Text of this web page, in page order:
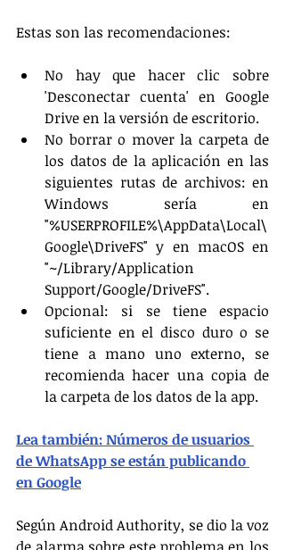
Estas son las recomendaciones:
No hay que hacer clic sobre
'Desconectar cuenta' en Google
Drive en la versión de escritorio.
No borrar o mover la carpeta de
los datos de la aplicación en las
siguientes rutas de archivos: en
Windows sería en
"%USERPROFILE%\AppData\Local\
Google\DriveFS" y en macOS en
"~/Library/Application
Support/Google/DriveFS".
Opcional: si se tiene espacio
suficiente en el disco duro o se
tiene a mano uno externo, se
recomienda hacer una copia de
la carpeta de los datos de la app.
Lea también: Números de usuarios
de WhatsApp se están publicando
en Google
Según Android Authority, se dio la voz